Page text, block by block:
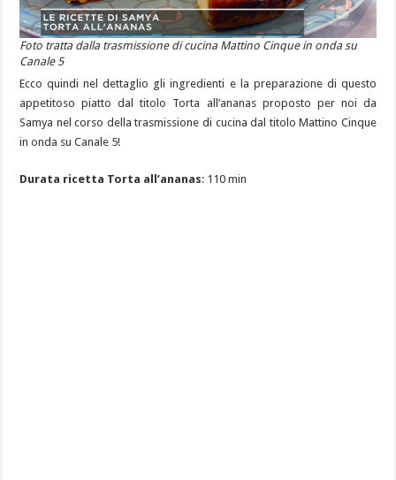
Foto tratta dalla trasmissione di cucina Mattino Cinque in onda su
Canale 5
Ecco quindi nel dettaglio gli ingredienti e la preparazione di questo
appetitoso piatto dal titolo Torta all’ananas proposto per noi da
Samya nel corso della trasmissione di cucina dal titolo Mattino Cinque
in onda su Canale 5!
Durata ricetta Torta all’ananas: 110 min